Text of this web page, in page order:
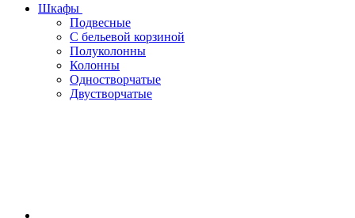
Шкафы
Подвесные
С бельевой корзиной
Полуколонны
Колонны
Одностворчатые
Двустворчатые